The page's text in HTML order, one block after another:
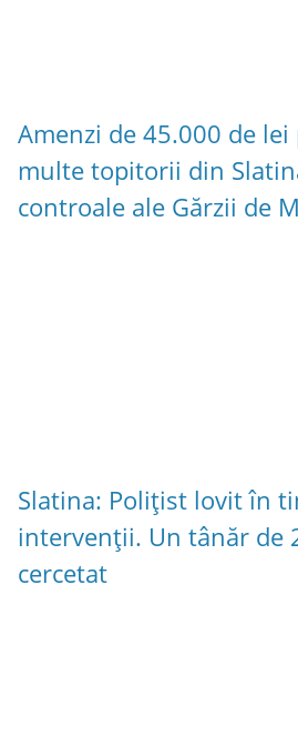
Amenzi de 45.000 de
multe topitorii din
controale ale Gărzii de
Slatina: Polițist lovit în
intervenții. Un tânăr de
cercetat